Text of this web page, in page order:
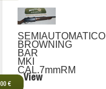
SEMIAUTOMATICO
BROWNING
BAR
MKI
CAL.7mmRM
€
View